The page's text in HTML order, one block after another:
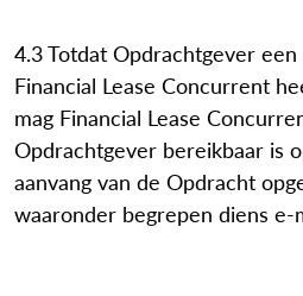
4.3 Totdat Opdrachtgever een
Financial Lease Concurrent
mag Financial Lease
Opdrachtgever bereikbaar is
aanvang van de Opdracht
waaronder begrepen diens e-